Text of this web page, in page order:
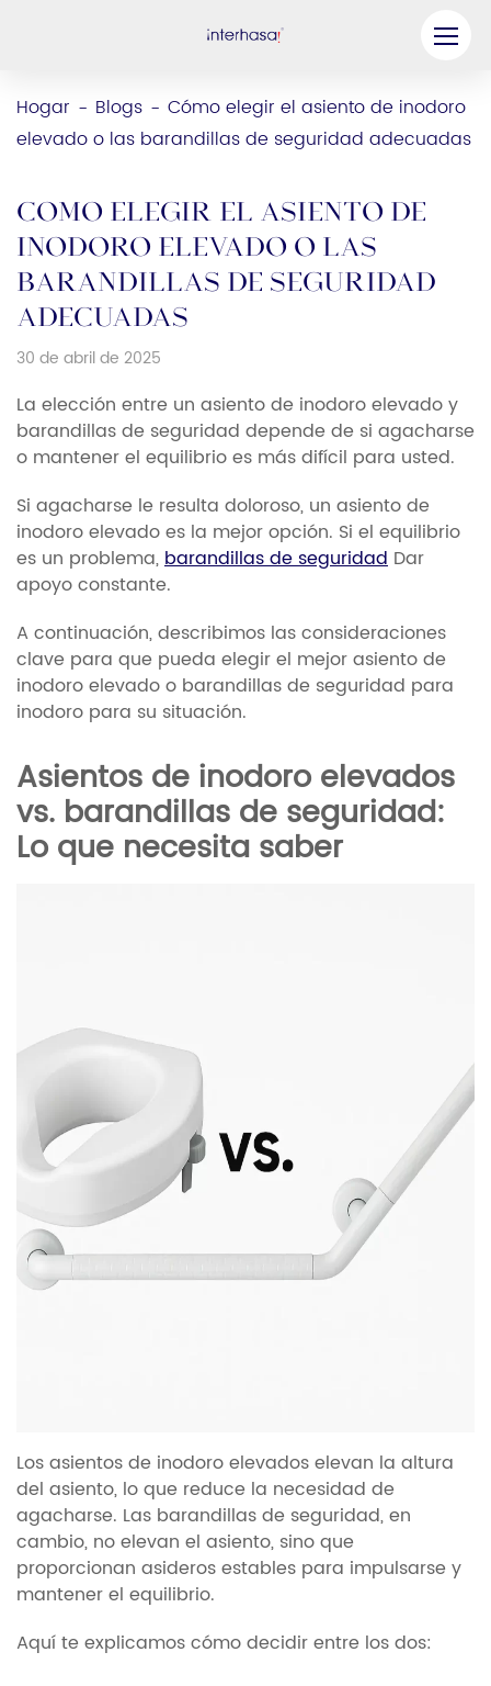
Hogar - Blogs - Cómo elegir el asiento de inodoro
elevado o las barandillas de seguridad adecuadas
Cómo elegir el asiento de
inodoro elevado o las
barandillas de seguridad
adecuadas
30 de abril de 2025
La elección entre un asiento de inodoro elevado y
barandillas de seguridad depende de si agacharse
o mantener el equilibrio es más difícil para usted.
Si agacharse le resulta doloroso, un asiento de
inodoro elevado es la mejor opción. Si el equilibrio
es un problema,barandillas de seguridad Dar
apoyo constante.
A continuación, describimos las consideraciones
clave para que pueda elegir el mejor asiento de
inodoro elevado o barandillas de seguridad para
inodoro para su situación.
Asientos de inodoro elevados
vs. barandillas de seguridad:
Lo que necesita saber
Los asientos de inodoro elevados elevan la altura
del asiento, lo que reduce la necesidad de
agacharse. Las barandillas de seguridad, en
cambio, no elevan el asiento, sino que
proporcionan asideros estables para impulsarse y
mantener el equilibrio.
Aquí te explicamos cómo decidir entre los dos:
Producto
Compañía
Sea nuestro socio
Solución
Recursos